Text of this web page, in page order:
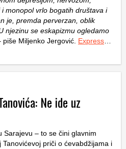
monopol vrlo bogatih društava i
je, premda perverzan, oblik
njezinu se eskapizmu ogledamo
piše Miljenko Jergović. Express
Ne ide uz
Sarajevu – to se čini glavnim
priči o ćevabdžijama i